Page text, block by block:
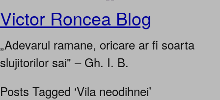
Victor Roncea Blog
„Adevarul ramane, oricare ar fi soarta
slujitorilor sai" – Gh. I. B.
Posts Tagged ‘Vila neodihnei’